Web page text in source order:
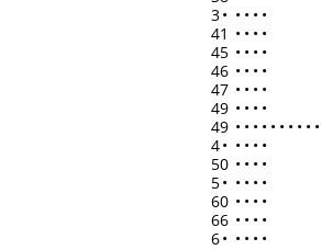
3• • • • •
41 • • • •
45 • • • •
46 • • • •
47 • • • •
49 • • • •
49 • • • • • • • • • •
4• • • • •
50 • • • •
5• • • • •
60 • • • •
66 • • • •
6• • • • •